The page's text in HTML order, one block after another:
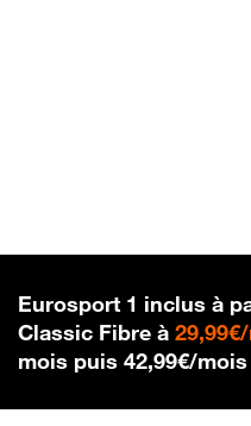
Eurosport 1 inclus à
Classic Fibre à
mois puis42,99€/mois